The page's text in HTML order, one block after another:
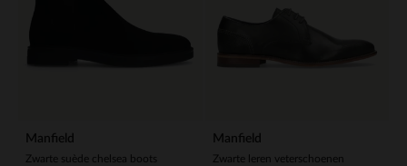
Manfield
Zwarte suède chelsea boots
Manfield
Zwarte leren veterschoenen